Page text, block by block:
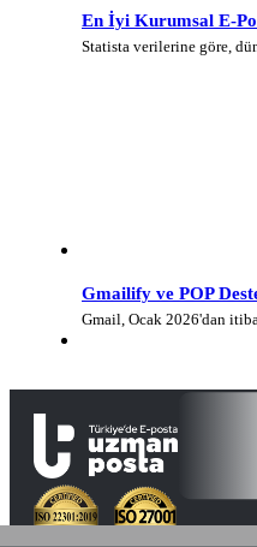
En İyi Kurumsal E-
Statista verilerine göre,
Gmailify ve POP
Gmail, Ocak 2026'dan